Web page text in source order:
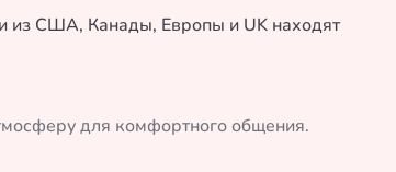
из США, Канады, Европы и UK находят
для комфортного общения.